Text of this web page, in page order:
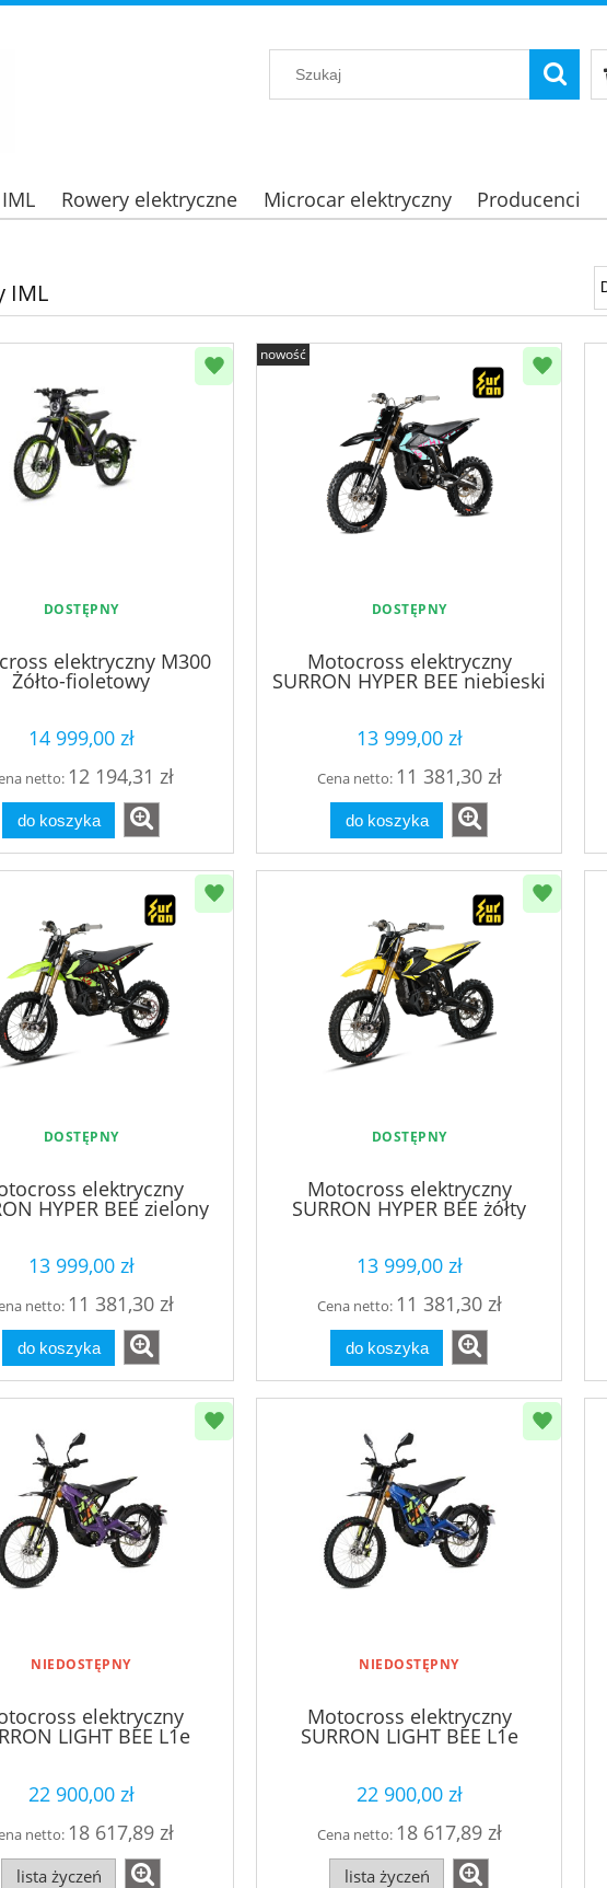
Rowery elektryczne Microcar elektryczny Producenci
IML
DOSTĘPNY
elektryczny M300
Żółto-fioletowy
14 999,00 zł
netto: 12 194,31 zł
do koszyka
DOSTĘPNY
Motocross elektryczny
SURRON HYPER BEE niebieski
13 999,00 zł
Cena netto: 11 381,30 zł
do koszyka
nowość
DOSTĘPNY
elektryczny
HYPER BEE zielony
13 999,00 zł
netto: 11 381,30 zł
do koszyka
DOSTĘPNY
Motocross elektryczny
SURRON HYPER BEE żółty
13 999,00 zł
Cena netto: 11 381,30 zł
do koszyka
NIEDOSTĘPNY
elektryczny
LIGHT BEE L1e
22 900,00 zł
netto: 18 617,89 zł
lista życzeń
NIEDOSTĘPNY
Motocross elektryczny
SURRON LIGHT BEE L1e
22 900,00 zł
Cena netto: 18 617,89 zł
lista życzeń